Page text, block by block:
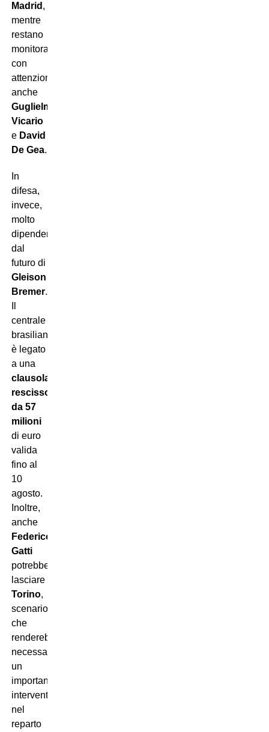
Madrid ,
mentre
restano
monitorati
con
attenzione
anche
Guglielmo
Vicario
e David
De Gea.
In
difesa,
invece,
molto
dipenderà
dal
futuro di
Gleison
Bremer.
centrale
brasiliano
è legato
a una
clausola
rescissoria
da 57
milioni
di euro
valida
fino al
10
agosto.
Inoltre,
anche
Federico
Gatti
potrebbe
lasciare
Torino,
scenario
che
renderebbe
necessario
un
importante
intervento
nel
reparto